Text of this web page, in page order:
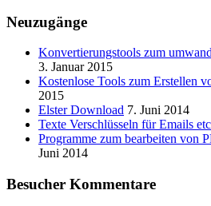
Neuzugänge
Konvertierungstools zum
3. Januar 2015
Kostenlose Tools zum Erstellen
2015
Elster Download 7. Juni 2014
Texte Verschlüsseln für Emails
Programme zum bearbeiten von
Juni 2014
Besucher Kommentare